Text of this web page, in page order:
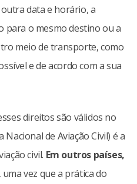
data e horário, a
para o mesmo destino ou a
meio de transporte, como
e de acordo com a sua
direitos são válidos no
Nacional de Aviação Civil) é a
civil. Em outros países,
uma vez que a prática do